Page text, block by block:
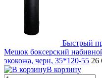
Быстрый
Мешок боксерский
экокожа, черн, 35*120-55 26
В корзину